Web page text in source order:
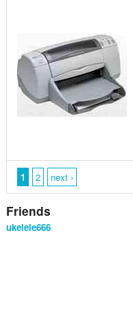
1 2 next ›
Friends
ukelele666